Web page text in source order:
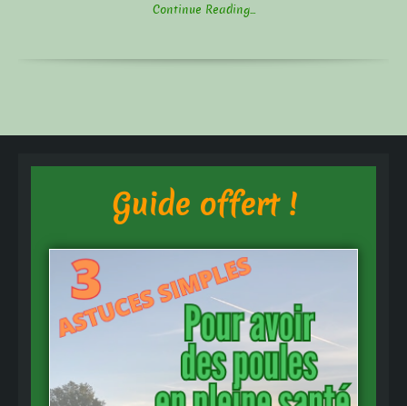
Continue Reading...
Guide offert !